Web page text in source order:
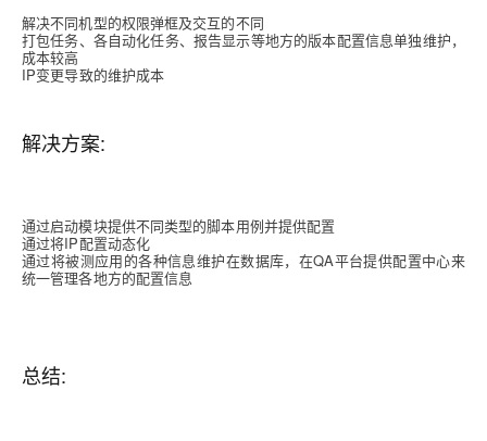
解决不同机型的权限弹框及交互的不同
打包任务、各自动化任务、报告显示等地方的版本配置信息单独维护，
成本较高
IP变更导致的维护成本
解决方案:
通过启动模块提供不同类型的脚本用例并提供配置
通过将IP配置动态化
通过将被测应用的各种信息维护在数据库，在QA平台提供配置中心来
统一管理各地方的配置信息
总结: